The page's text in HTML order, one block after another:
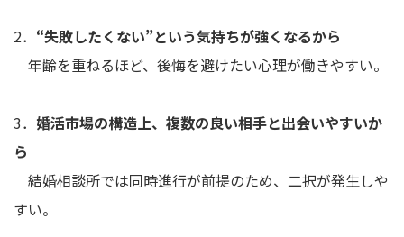
2． “失敗したくない”という気持ちが強くなるから
年齢を重ねるほど、後悔を避けたい心理が働きやすい。
3． 婚活市場の構造上、複数の良い相手と出会いやすいか
ら
結婚相談所では同時進行が前提のため、二択が発生しや
すい。